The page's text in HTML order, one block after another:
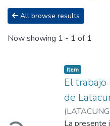
All browse results
Now showing 1 - 1 of 1
Item
El
de
(
Bedón
La presente